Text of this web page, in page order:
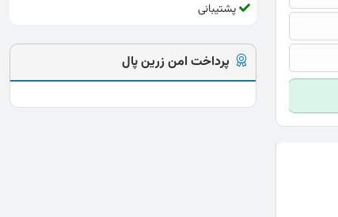
پشتیبانی
پرداخت امن زرین پال